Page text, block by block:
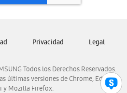
Panamá
Venezuela
Todos los Derechos Reservados.
últimas versiones de Chrome, Edge,
y Mozilla Firefox.
Privacidad Legal